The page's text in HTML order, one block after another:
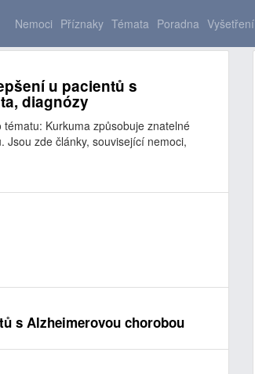
Nemoci Příznaky Témata Poradna Vyšetření
u pacientů s
diagnózy
Kurkuma způsobuje znatelné
Jsou zde články, související nemoci,
s Alzheimerovou chorobou